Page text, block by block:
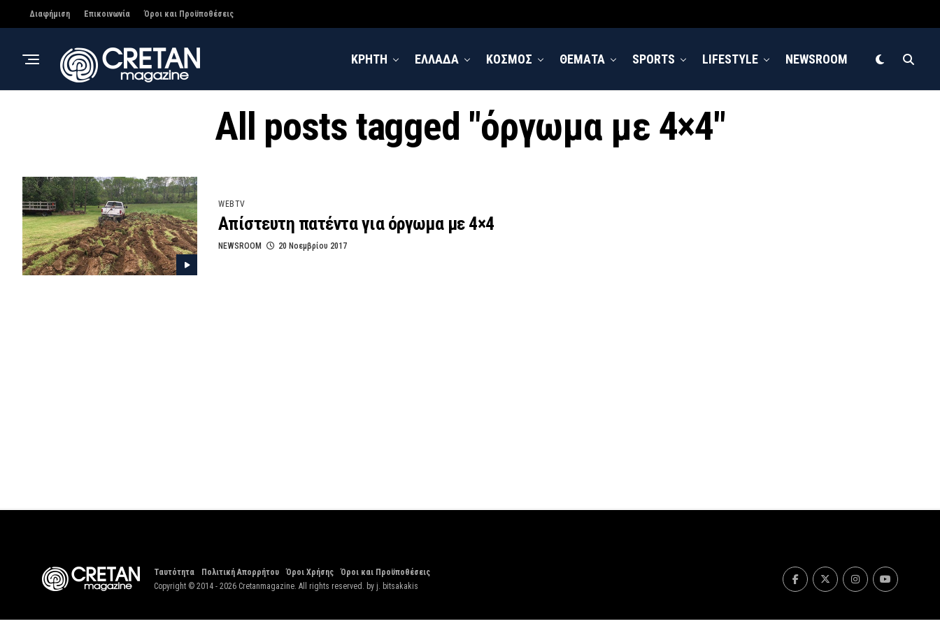
Διαφήμιση Επικοινωνία Όροι και Προϋποθέσεις
ΚΡΗΤΗ ΕΛΛΑΔΑ ΚΟΣΜΟΣ ΘΕΜΑΤΑ SPORTS LIFESTYLE NEWSROOM
All posts tagged "όργωμα με 4×4"
WEBTV
Απίστευτη πατέντα για όργωμα με 4×4
NEWSROOM 20 Νοεμβρίου 2017
Ταυτότητα Πολιτική Απορρήτου Όροι Χρήσης
Όροι και Προϋποθέσεις
Copyright © 2014 - 2026 Cretanmagazine. All rights reserved. by j. bitsakakis